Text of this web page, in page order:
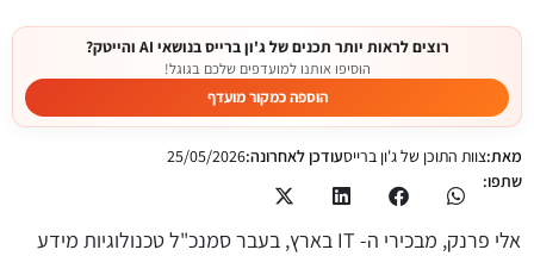
רוצים לראות יותר תכנים של ג'ון ברייס בנושאי AI והייטק?
הוסיפו אותנו למועדפים שלכם בגוגל!
הוספה כמקור מועדף
מאת:צוות התוכן של ג'ון ברייסעודכן לאחרונה:25/05/2026
שתפו:
אלי פרנק, מבכירי ה- IT בארץ, בעבר סמנכ"ל טכנולוגיות מידע